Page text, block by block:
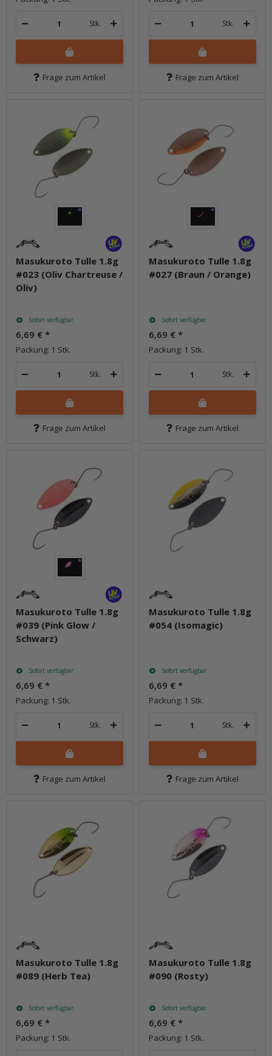
Stk.
Frage zum Artikel
Stk.
Frage zum Artikel
Masukuroto Tulle 1.8g
#023 (Oliv Chartreuse /
Oliv)
Sofort verfügbar
6,69 € *
Packung: 1 Stk.
Stk.
Frage zum Artikel
Masukuroto Tulle 1.8g
#027 (Braun / Orange)
Sofort verfügbar
6,69 € *
Packung: 1 Stk.
Stk.
Frage zum Artikel
Masukuroto Tulle 1.8g
#039 (Pink Glow /
Schwarz)
Sofort verfügbar
6,69 € *
Packung: 1 Stk.
Stk.
Frage zum Artikel
Masukuroto Tulle 1.8g
#054 (Isomagic)
Sofort verfügbar
6,69 € *
Packung: 1 Stk.
Stk.
Frage zum Artikel
Masukuroto Tulle 1.8g
#089 (Herb Tea)
Sofort verfügbar
6,69 € *
Packung: 1 Stk.
Masukuroto Tulle 1.8g
#090 (Rosty)
Sofort verfügbar
6,69 € *
Packung: 1 Stk.